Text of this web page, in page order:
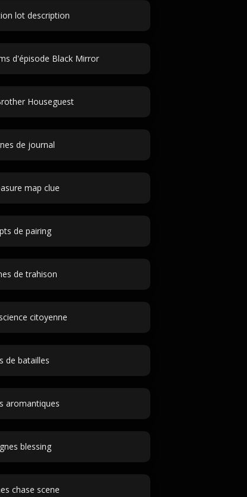
lot description
d'épisode Black Mirror
Houseguest
de journal
map clue
de pairing
de trahison
citoyenne
de batailles
aromantiques
blessing
chase scene